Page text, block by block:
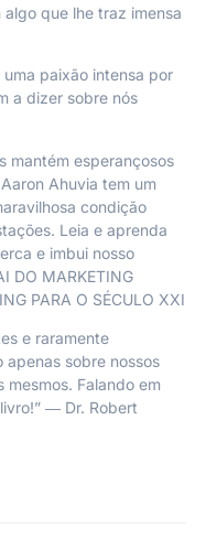
que lhe traz imensa
paixão intensa por
a dizer sobre nós
mantém esperançosos
Ahuvia tem um
condição
Leia e aprenda
e imbui nosso
DO MARKETING
PARA O SÉCULO XXI
e raramente
apenas sobre nossos
mesmos. Falando em
― Dr. Robert